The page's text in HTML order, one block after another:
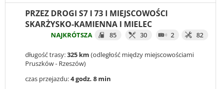
PRZEZ DROGI S7 I 73 I MIEJSCOWOŚCI
SKARŻYSKO-KAMIENNA I MIELEC
NAJKRÓTSZA 85 30 2 82
długość trasy:325 km (odległość między miejscowościami
Pruszków - Rzeszów)
czas przejazdu:4 godz. 8 min